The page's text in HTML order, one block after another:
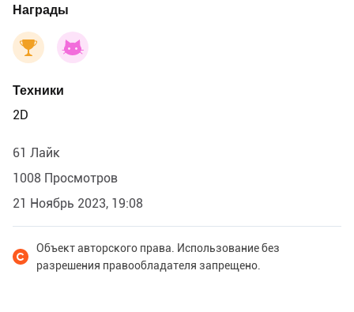
Награды
Техники
2D
61 Лайк
1008 Просмотров
21 Ноябрь 2023, 19:08
Объект авторского права. Использование без
разрешения правообладателя запрещено.